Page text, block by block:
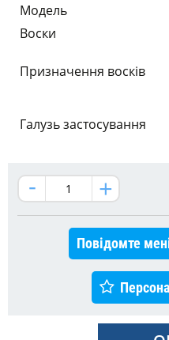
Модель
Воски
Призначення восків
Галузь застосування
Повідомте